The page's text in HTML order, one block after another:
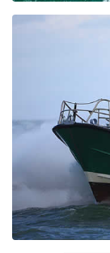
FURUNO
ECDIS,
comunicazione